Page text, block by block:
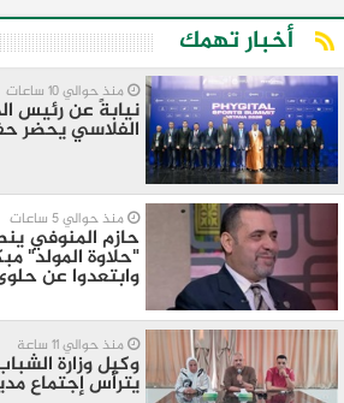
أخبار تهمك
منذ حوالي 10 ساعات
نيابةً عن رئيس
الفلاسي يحضر
منذ حوالي 5 ساعات
​حازم المنوفي
"حلاوة المولد"
وابتعدوا عن
منذ حوالي 11 ساعة
وكيل وزارة
يترأس إجتماع